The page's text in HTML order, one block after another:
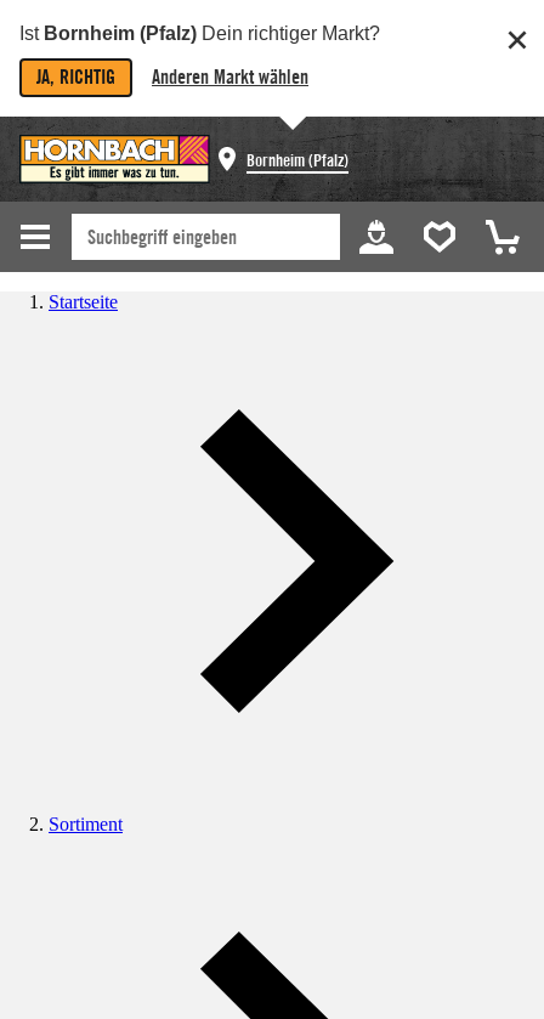
Ist Bornheim (Pfalz) Dein richtiger Markt?
JA, RICHTIG Anderen Markt wählen
Bornheim (Pfalz)
Startseite
Sortiment